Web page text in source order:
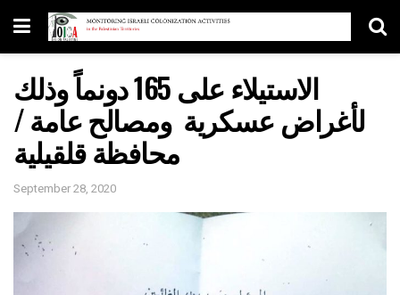
الاستيلاء على 165 دونماً وذلك
لأغراض عسكرية ومصالح عامة /
محافظة قلقيلية
September 28, 2020